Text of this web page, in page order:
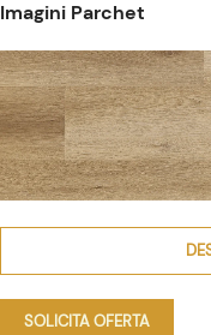
Imagini Parchet
SOLICITA OFERTA